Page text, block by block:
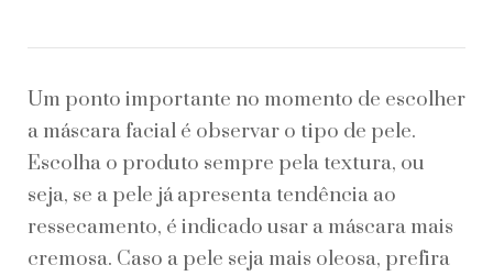
Um ponto importante no momento de escolher
a máscara facial é observar o tipo de pele.
Escolha o produto sempre pela textura, ou
seja, se a pele já apresenta tendência ao
ressecamento, é indicado usar a máscara mais
cremosa. Caso a pele seja mais oleosa, prefira